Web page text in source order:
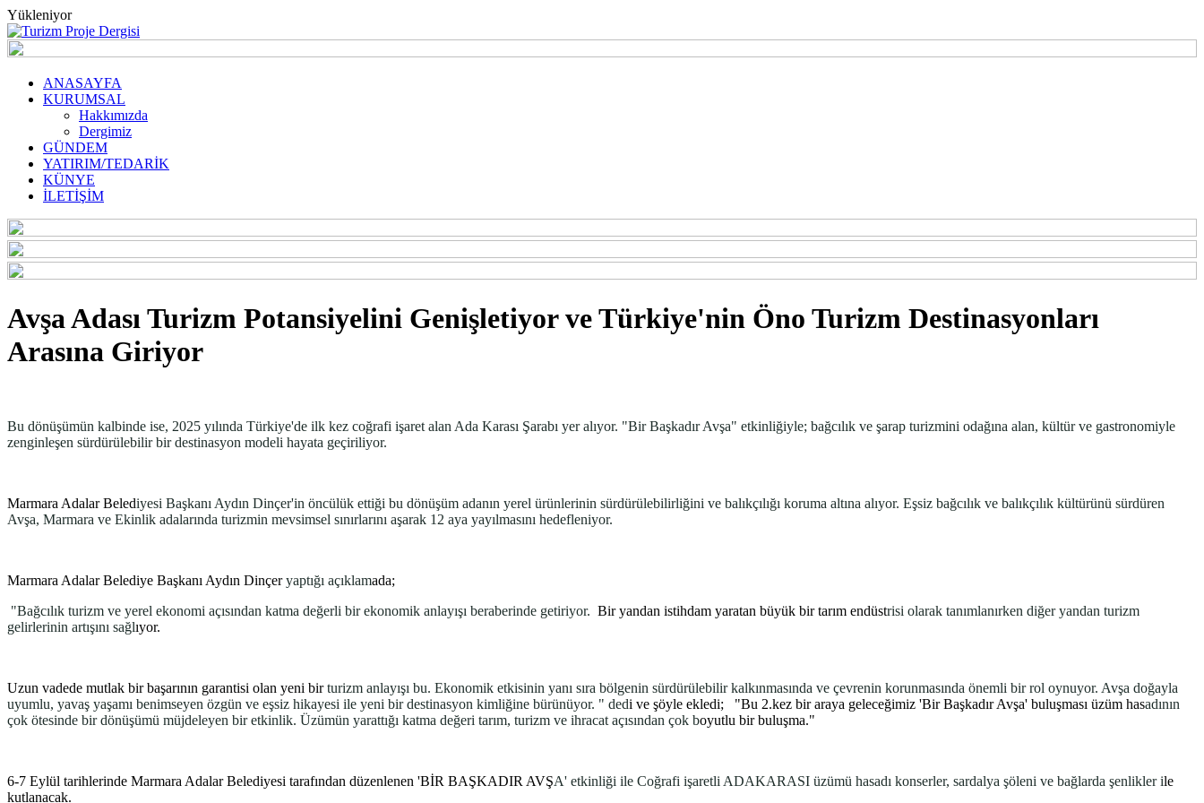
Yükleniyor
ANASAYFA
KURUMSAL
Hakkımızda
Dergimiz
GÜNDEM
YATIRIM/TEDARİK
KÜNYE
İLETİŞİM
Avşa Adası Turizm Potansiyelini Genişletiyor ve Türkiye'nin Öno Turizm Destinasyonları
Arasına Giriyor
Bu dönüşümün kalbinde ise, 2025 yılında Türkiye'de ilk kez coğrafi işaret alan Ada Karası Şarabı yer alıyor. "Bir Başkadır Avşa" etkinliğiyle; bağcılık ve şarap turizmini odağına alan, kültür ve gastronomiyle
zenginleşen sürdürülebilir bir destinasyon modeli hayata geçiriliyor.
Marmara Adalar Belediyesi Başkanı Aydın Dinçer'in öncülük ettiği bu dönüşüm adanın yerel ürünlerinin sürdürülebilirliğini ve balıkçılığı koruma altına alıyor. Eşsiz bağcılık ve balıkçılık kültürünü sürdüren
Avşa, Marmara ve Ekinlik adalarında turizmin mevsimsel sınırlarını aşarak 12 aya yayılmasını hedefleniyor.
Marmara Adalar Belediye Başkanı Aydın Dinçeryaptığı açıklamada;
"Bağcılık turizm ve yerel ekonomi açısından katma değerli bir ekonomik anlayışı beraberinde getiriyor. Bir yandan istihdam yaratan büyük bir tarım endüstrisi olarak tanımlanırken diğer yandan turizm
gelirlerinin artışını sağlıyor.
Uzun vadede mutlak bir başarının garantisi olan yeni birturizm anlayışı bu. Ekonomik etkisinin yanı sıra bölgenin sürdürülebilir kalkınmasında ve çevrenin korunmasında önemli bir rol oynuyor. Avşa doğayla
uyumlu, yavaş yaşamı benimseyen özgün ve eşsiz hikayesi ile yeni bir destinasyon kimliğine bürünüyor. " dedi ve şöyle ekledi; "Bu 2.kez bir araya geleceğimiz 'Bir Başkadır Avşa' buluşması üzüm hasadının
çok ötesinde bir dönüşümü müjdeleyen bir etkinlik. Üzümün yarattığı katma değeri tarım, turizm ve ihracat açısından çok boyutlu bir buluşma."
6-7 Eylül tarihlerinde Marmara Adalar Belediyesi tarafından düzenlenen 'BİR BAŞKADIR AVŞA' etkinliği ile Coğrafi işaretli ADAKARASI üzümü hasadı konserler, sardalya şöleni ve bağlarda şenlikler ile
kutlanacak.